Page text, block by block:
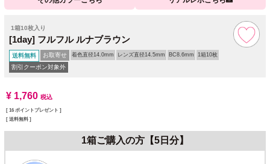
1箱10枚入り
[1day] フルフル ルナブラウン
送料無料 お取寄せ 着色直径14.0mm レンズ直径14.5mm BC8.6mm 1箱10枚
割引クーポン対象外
¥ 1,760 税込
[ 16 ポイントプレゼント ]
送料無料
1箱ご購入の方【5日分】